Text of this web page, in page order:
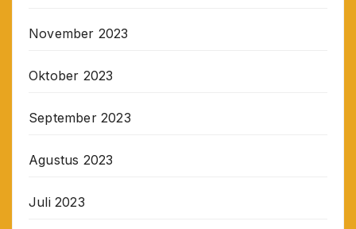
November 2023
Oktober 2023
September 2023
Agustus 2023
Juli 2023